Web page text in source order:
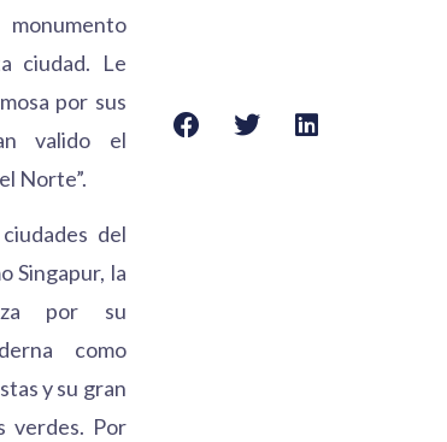
monumento
ciudad. Le
por sus
valido el
Norte”.
del
Singapur, la
por su
como
y su gran
verdes. Por